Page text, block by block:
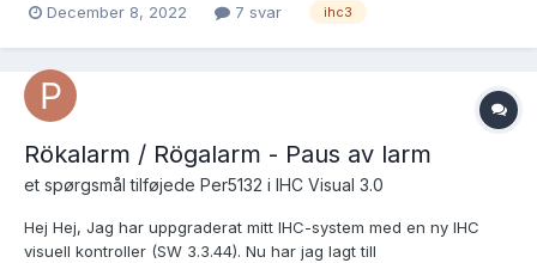
projekter. Når jeg anvender LK IHC Visual for at justere uret
December 8, 2022 7 svar ihc3
Rökalarm / Rögalarm - Paus av larm
et spørgsmål tilføjede Per5132 i IHC Visual 3.0
Hej Hej, Jag har uppgraderat mitt IHC-system med en ny IHC
visuell kontroller (SW 3.3.44). Nu har jag lagt till